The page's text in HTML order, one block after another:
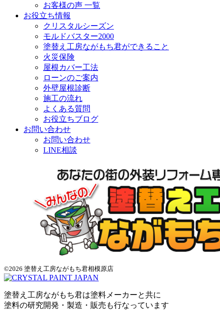
お客様の声 一覧
お役立ち情報
クリスタルシーズン
モルドバスター2000
塗替え工房ながもち君ができること
火災保険
屋根カバー工法
ローンのご案内
外壁屋根診断
施工の流れ
よくある質問
お役立ちブログ
お問い合わせ
お問い合わせ
LINE相談
©2026 塗替え工房ながもち君相模原店
塗替え工房ながもち君は塗料メーカーと共に
塗料の研究開発・製造・販売も行なっています